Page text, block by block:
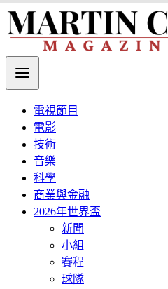
電視節目
電影
技術
音樂
科學
商業與金融
2026年世界盃
新聞
小組
賽程
球隊